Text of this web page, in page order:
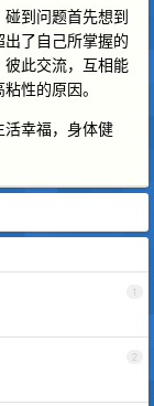
到问题首先想到
了自己所掌握的
此交流，互相能
性的原因。
幸福，身体健
1
2